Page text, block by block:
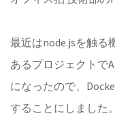
最近はnode.jsを触る
あるプロジェクトで
になったので、
することにしました。